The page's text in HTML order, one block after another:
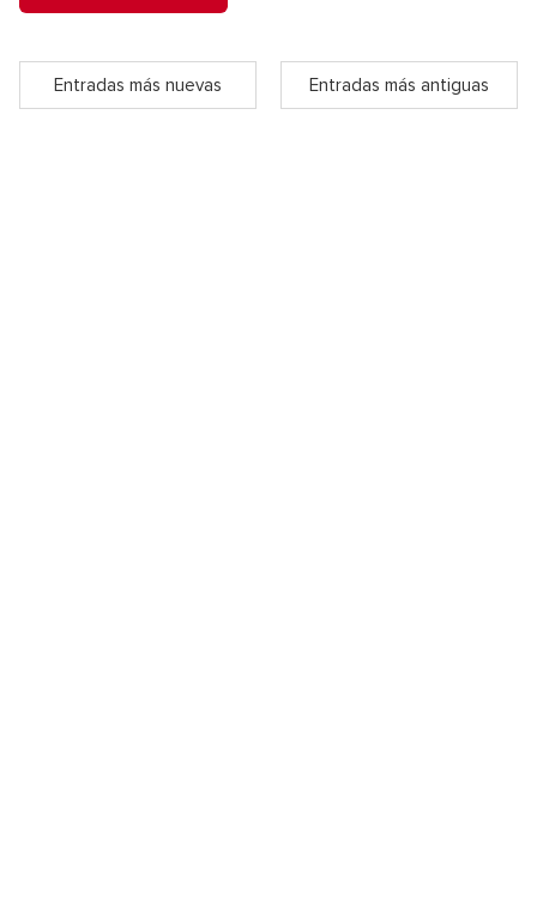
Entradas más nuevas Entradas más antiguas